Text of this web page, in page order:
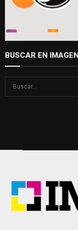
BUSCAR EN IMAGEN